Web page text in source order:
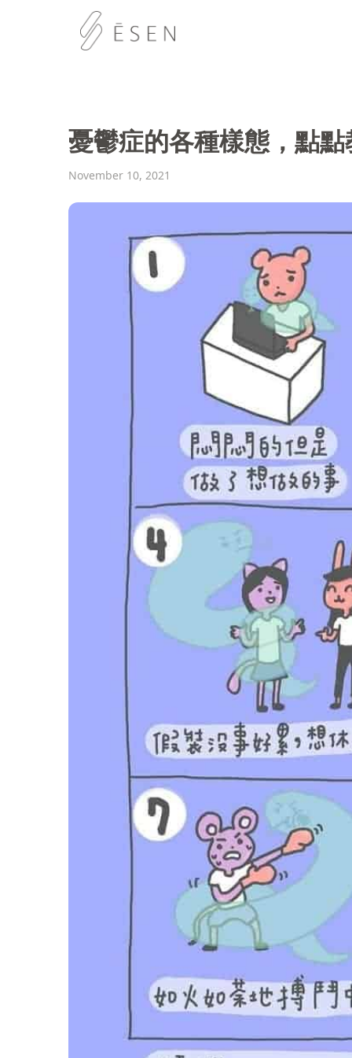
憂鬱症的各種樣態，點
November 10, 2021